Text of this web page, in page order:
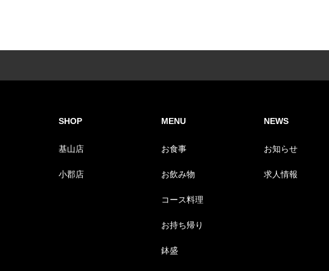
SHOP
基山店
小郡店
MENU
お食事
お飲み物
コース料理
お持ち帰り
鉢盛
NEWS
お知らせ
求人情報